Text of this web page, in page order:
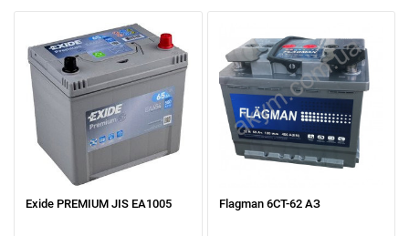
Exide PREMIUM JIS EA1005 Flagman 6CТ-62 АЗ